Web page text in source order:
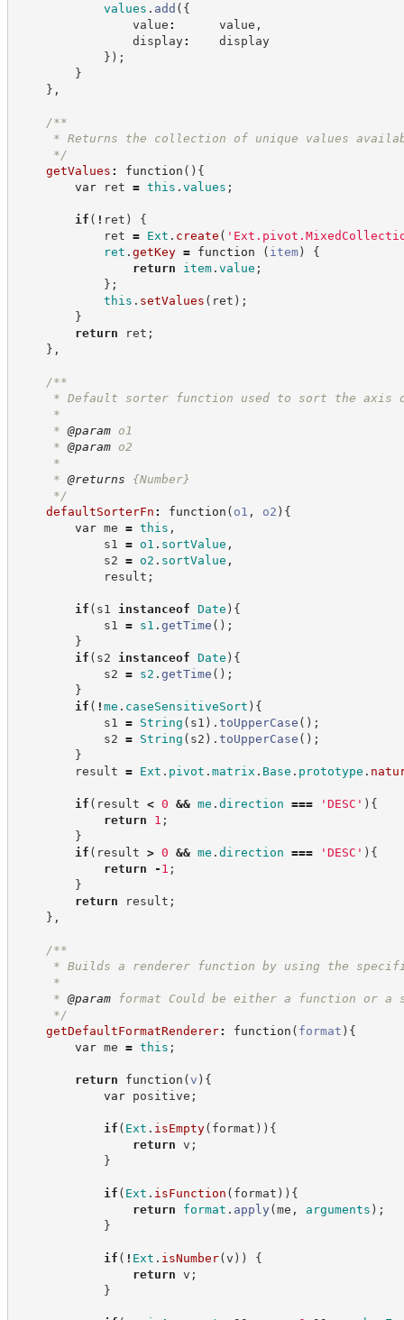
values . add ( {
value : value ,
display:
display
} ) ;
}
} ,
/**
* Returns the collection of unique values
*/
getValues : function ( ) {
var ret = this . values ;
if ( ! ret )
{
ret = Ext . create ( '
ret . getKey = function ( item)
{
return
item. value ;
} ;
this . setValues ( ret ) ;
}
return ret ;
} ,
/**
* Default sorter function used to sort the axis
*
* @param o1
* @param o2
*
* @returns
{Number}
*/
defaultSorterFn : function ( o1 , o2 ) {
var me = this ,
s1 = o1 . sortValue ,
s2 = o2 . sortValue ,
result ;
if ( s1 instanceof Date ) {
s1 = s1 . getTime ( ) ;
}
if ( s2 instanceof Date ) {
s2 = s2 . getTime ( ) ;
}
if ( ! me . caseSensitiveSort ) {
s1 = String ( s1 ) . toUpperCase ( ) ;
s2 = String ( s2 ) . toUpperCase ( ) ;
}
result = Ext . pivot . matrix . Base . prototype .
if ( result < 0 && me . direction === ' DESC ' ) {
return
1 ;
}
if ( result > 0 && me . direction === ' DESC ' ) {
return
- 1 ;
}
return result ;
} ,
/**
* Builds a renderer function by using the
*
* @param format Could be either a function or a
*/
getDefaultFormatRenderer: function ( format ) {
var me = this ;
return function (v ) {
var positive ;
if ( Ext . isEmpty( format ) ) {
return v ;
}
if ( Ext . isFunction ( format ) ) {
return
format . apply (me , arguments ) ;
}
if ( ! Ext . isNumber(v ) )
{
return v ;
}